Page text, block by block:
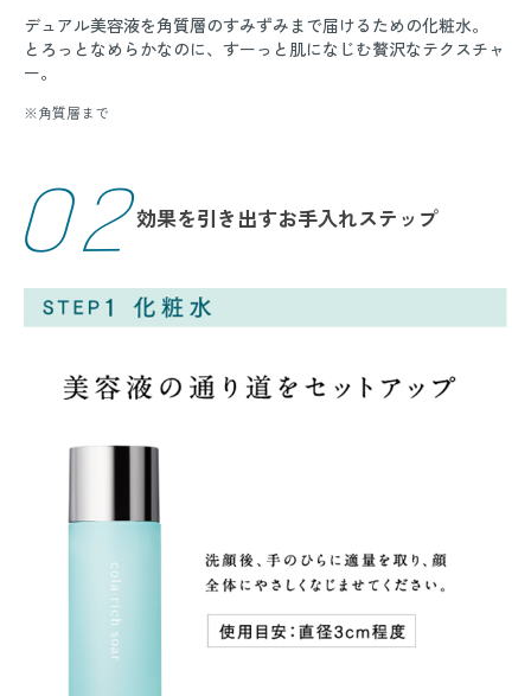
デュアル美容液を角質層のすみずみまで届けるための化粧水。
とろっとなめらかなのに、すーっと肌になじむ贅沢なテクスチャ
ー。
※角質層まで
02効果を引き出すお手入れステップ